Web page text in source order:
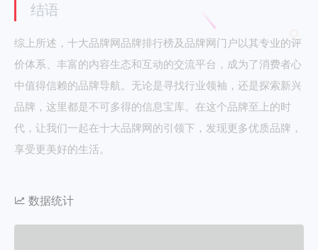
结语
综上所述，十大品牌网品牌排行榜及品牌网门户以其专业的评
价体系、丰富的内容生态和互动的交流平台，成为了消费者心
中值得信赖的品牌导航。无论是寻找行业领袖，还是探索新兴
品牌，这里都是不可多得的信息宝库。在这个品牌至上的时
代，让我们一起在十大品牌网的引领下，发现更多优质品牌，
享受更美好的生活。
数据统计